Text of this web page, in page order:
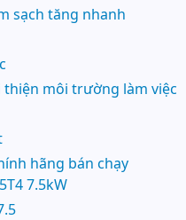
sạch tăng nhanh
thiện môi trường làm việc
hãng bán chạy
7.5kW